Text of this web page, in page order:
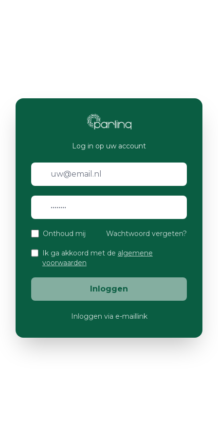
Log in op uw account
Onthoud mij Wachtwoord vergeten?
Ik ga akkoord met de algemene
voorwaarden
Inloggen
Inloggen via e-maillink